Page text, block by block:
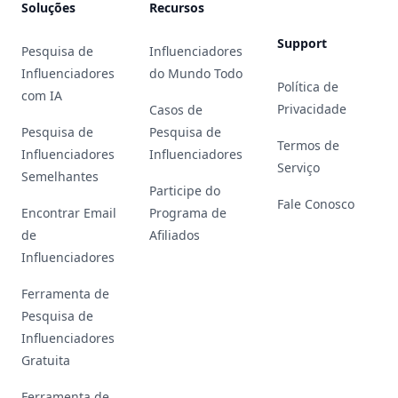
Soluções
Pesquisa de
Influenciadores
com IA
Pesquisa de
Influenciadores
Semelhantes
Encontrar Email
de
Influenciadores
Ferramenta de
Pesquisa de
Influenciadores
Gratuita
Recursos
Influenciadores
do Mundo Todo
Casos de
Pesquisa de
Influenciadores
Participe do
Programa de
Afiliados
Support
Política de
Privacidade
Termos de
Serviço
Fale Conosco